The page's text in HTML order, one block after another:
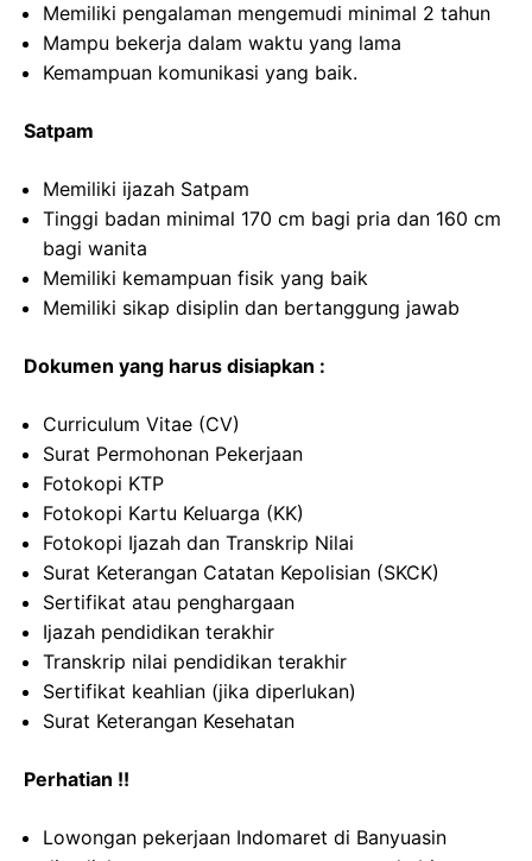
Memiliki pengalaman mengemudi minimal 2 tahun
Mampu bekerja dalam waktu yang lama
Kemampuan komunikasi yang baik.
Satpam
Memiliki ijazah Satpam
Tinggi badan minimal 170 cm bagi pria dan 160 cm
bagi wanita
Memiliki kemampuan fisik yang baik
Memiliki sikap disiplin dan bertanggung jawab
Dokumen yang harus disiapkan :
Curriculum Vitae (CV)
Surat Permohonan Pekerjaan
Fotokopi KTP
Fotokopi Kartu Keluarga (KK)
Fotokopi Ijazah dan Transkrip Nilai
Surat Keterangan Catatan Kepolisian (SKCK)
Sertifikat atau penghargaan
Ijazah pendidikan terakhir
Transkrip nilai pendidikan terakhir
Sertifikat keahlian (jika diperlukan)
Surat Keterangan Kesehatan
Perhatian !!
Lowongan pekerjaan Indomaret di Banyuasin